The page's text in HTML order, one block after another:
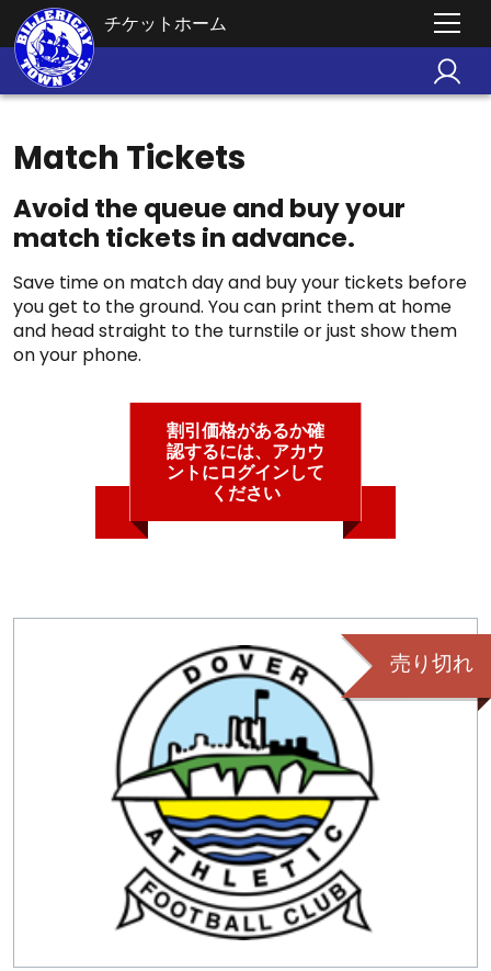
チケットホーム
Match Tickets
Avoid the queue and buy your
match tickets in advance.
Save time on match day and buy your tickets before
you get to the ground. You can print them at home
and head straight to the turnstile or just show them
on your phone.
割引価格があるか確
認するには、アカウ
ントにログインして
ください
売り切れ